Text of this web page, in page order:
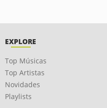
EXPLORE
Top Músicas
Top Artistas
Novidades
Playlists